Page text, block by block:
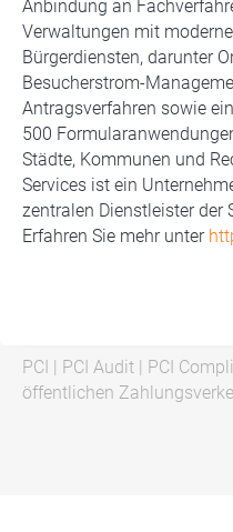
Anbindung an
Verwaltungen mit
Bürgerdiensten, darunter
Besucherstrom-
Antragsverfahren sowie
500
Städte, Kommunen und
Services ist ein
zentralen Dienstleister der
Erfahren Sie mehr unter
PCI | PCI Audit | PCI
öffentlichen